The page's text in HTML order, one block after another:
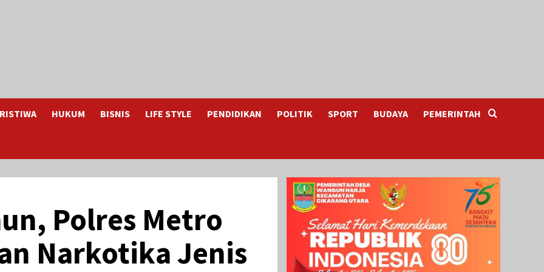
HUKUM BISNIS LIFE STYLE PENDIDIKAN POLITIK SPORT BUDAYA PEMERINTAH
Polres Metro
Narkotika Jenis